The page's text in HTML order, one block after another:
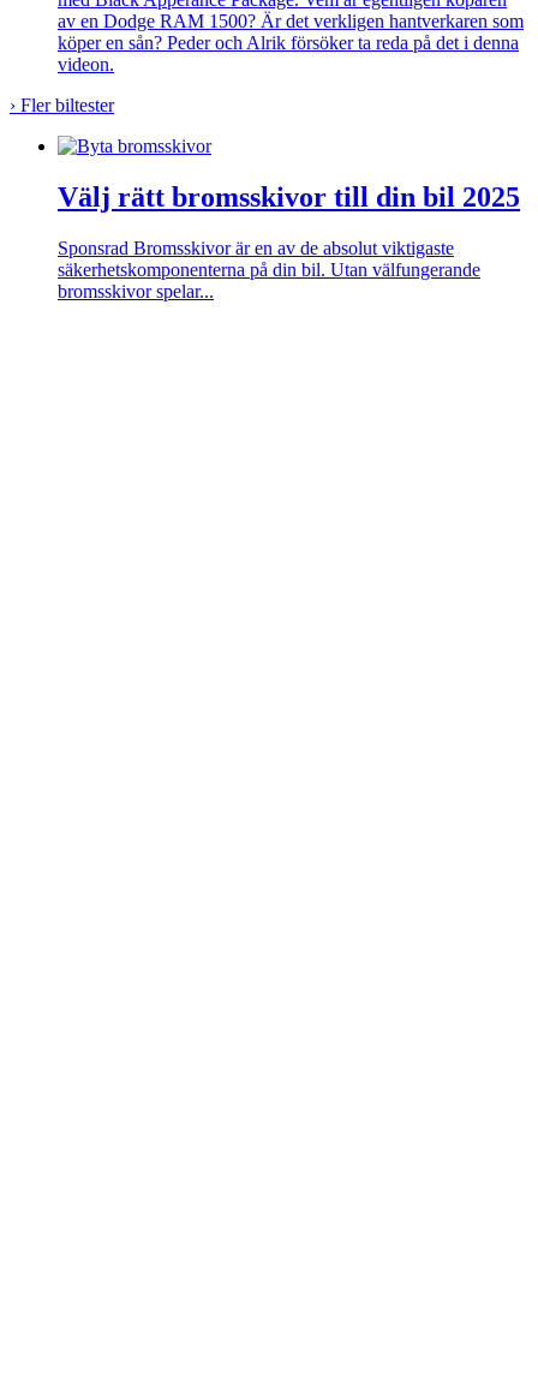
av en Dodge RAM 1500? Är det verkligen hantverkaren som
köper en sån? Peder och Alrik försöker ta reda på det i denna
videon.
› Fler biltester
Välj rätt bromsskivor till din bil 2025
Sponsrad Bromsskivor är en av de absolut viktigaste
säkerhetskomponenterna på din bil. Utan välfungerande
bromsskivor spelar...